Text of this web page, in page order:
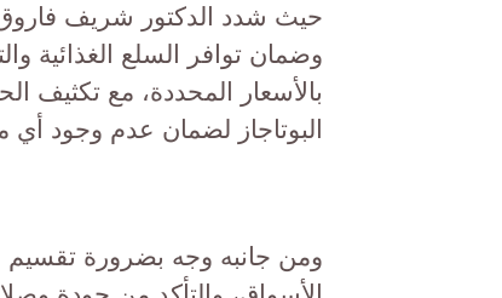
حيث شدد الدكتور شريف فاروق
وضمان توافر السلع الغذائية
بالأسعار المحددة، مع تكثيف
البوتاجاز لضمان عدم وجود أي
ومن جانبه وجه بضرورة تقسيم